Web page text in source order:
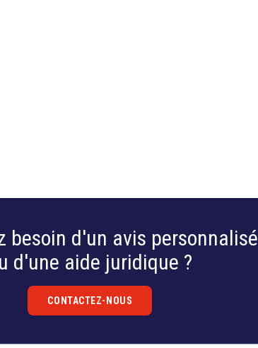
besoin d'un avis personnalisé
d'une aide juridique ?
CONTACTEZ-NOUS